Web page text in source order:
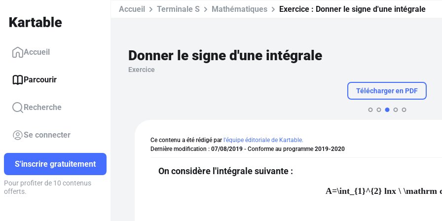
Accueil
Parcourir
Recherche
Se connecter
S'inscrire gratuitement
Pour profiter de 10 contenus
offerts.
Accueil Terminale S Mathématiques Exercice : Donner le signe d'une intégrale
Donner le signe d'une intégrale
Exercice
Télécharger en PDF
Ce contenu a été rédigé par l'équipe éditoriale de Kartable.
Dernière modification : 07/08/2019 - Conforme au programme 2019-2020
On considère l'intégrale suivante :
A=\int_{1}^{2} lnx \ \mathrm